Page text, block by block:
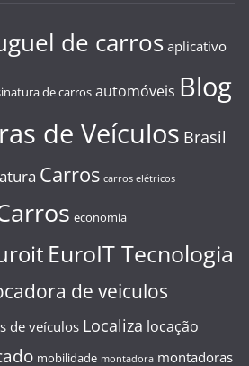
de carros aplicativo
de carros automóveis Blog
de Veículos Brasil
Carros carros elétricos
economia
EuroIT Tecnologia
de veiculos
de veículos Localiza locação
mobilidade montadora montadoras